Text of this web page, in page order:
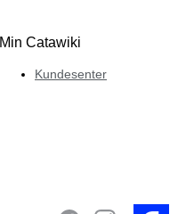
Min Catawiki
Kundesenter